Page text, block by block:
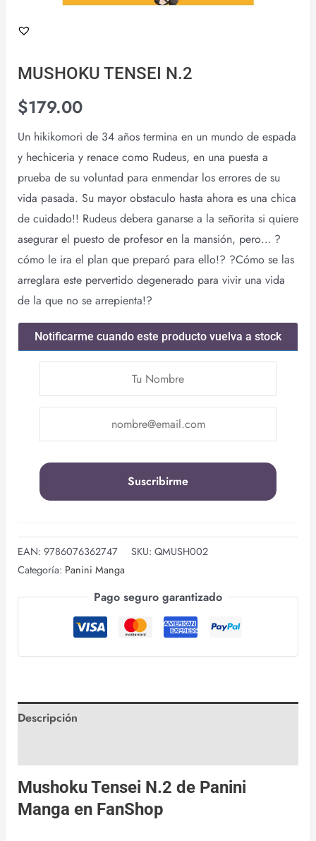
MUSHOKU TENSEI N.2
$179.00
Un hikikomori de 34 años termina en un mundo de espada
y hechiceria y renace como Rudeus, en una puesta a
prueba de su voluntad para enmendar los errores de su
vida pasada. Su mayor obstaculo hasta ahora es una chica
de cuidado!! Rudeus debera ganarse a la señorita si quiere
asegurar el puesto de profesor en la mansión, pero… ?
cómo le ira el plan que preparó para ello!? ?Cómo se las
arreglara este pervertido degenerado para vivir una vida
de la que no se arrepienta!?
Notificarme cuando este producto vuelva a stock
EAN: 9786076362747 SKU: QMUSH002
Categoría: Panini Manga
Pago seguro garantizado
Descripción
Mushoku Tensei N.2 de Panini
Manga en FanShop